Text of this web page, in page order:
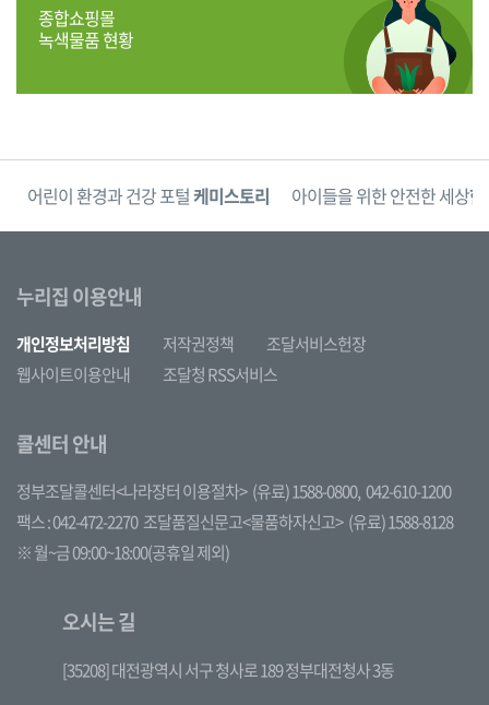
종합쇼핑몰
녹색물품 현황
어린이 환경과 건강 포털케미스토리 아이들을 위한 안전한 세상
누리집 이용안내
개인정보처리방침 저작권정책
조달서비스헌장
웹사이트이용안내
조달청 RSS서비스
콜센터 안내
정부조달콜센터<나라장터 이용절차> (유료) 1588-0800, 042-610-1200
팩스 : 042-472-2270 조달품질신문고<물품하자신고> (유료) 1588-8128
※ 월~금 09:00~18:00(공휴일 제외)
오시는 길
[35208] 대전광역시 서구 청사로 189 정부대전청사 3동